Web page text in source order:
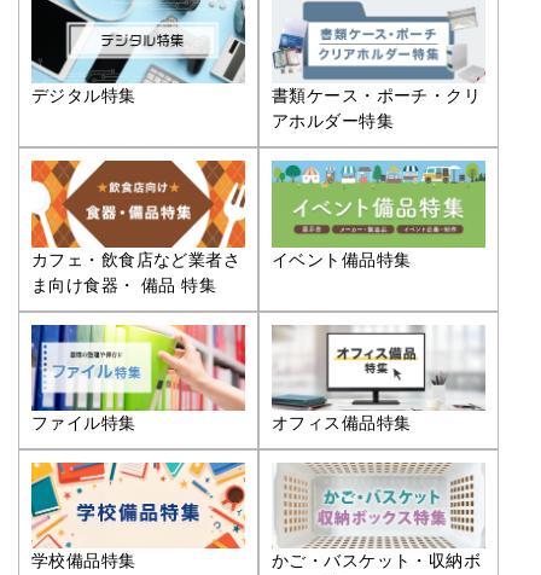
デジタル特集
書類ケース・ポーチ・クリ
アホルダー特集
カフェ・飲食店など業者さ
ま向け食器・ 備品 特集
イベント備品特集
ファイル特集 オフィス備品特集
学校備品特集
かご・バスケット・収納ボ